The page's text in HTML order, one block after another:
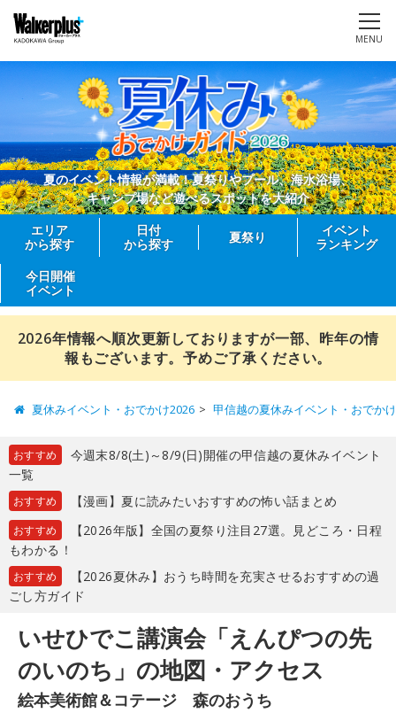
MENU
夏のイベント情報が満載！夏祭りやプール、海水浴場、
キャンプ場など遊べるスポットを大紹介
エリア
から探す
日付
から探す
夏祭り
イベント
ランキング
今日開催
イベント
2026年情報へ順次更新しておりますが一部、昨年の情
報もございます。予めご了承ください。
夏休みイベント・おでかけ2026 甲信越の夏休みイベント・おでか
おすすめ
今週末8/8(土)～8/9(日)開催の甲信越の夏休みイベント
一覧
おすすめ 【漫画】夏に読みたいおすすめの怖い話まとめ
おすすめ
【2026年版】全国の夏祭り注目27選。見どころ・日程
もわかる！
おすすめ
【2026夏休み】おうち時間を充実させるおすすめの過
ごし方ガイド
いせひでこ講演会「えんぴつの先
のいのち」の地図・アクセス
絵本美術館＆コテージ 森のおうち